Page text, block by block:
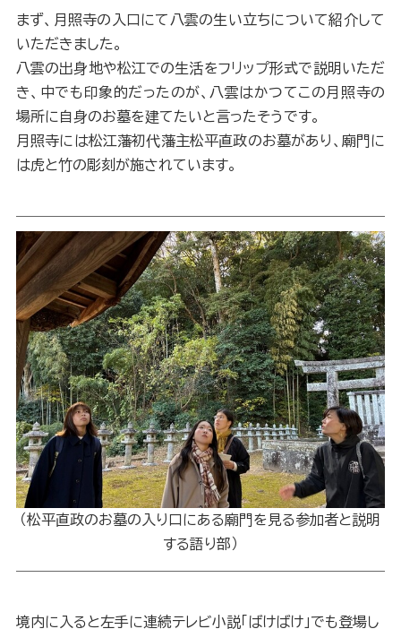
まず、月照寺の入口にて八雲の生い立ちについて紹介して
いただきました。
八雲の出身地や松江での生活をフリップ形式で説明いただ
き、中でも印象的だったのが、八雲はかつてこの月照寺の
場所に自身のお墓を建てたいと言ったそうです。
月照寺には松江藩初代藩主松平直政のお墓があり、廟門に
は虎と竹の彫刻が施されています。
（松平直政のお墓の入り口にある廟門を見る参加者と説明
する語り部）
境内に入ると左手に連続テレビ小説「ばけばけ」でも登場し